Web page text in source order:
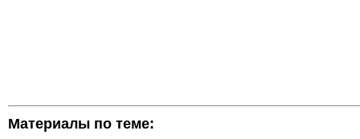
Материалы по теме: